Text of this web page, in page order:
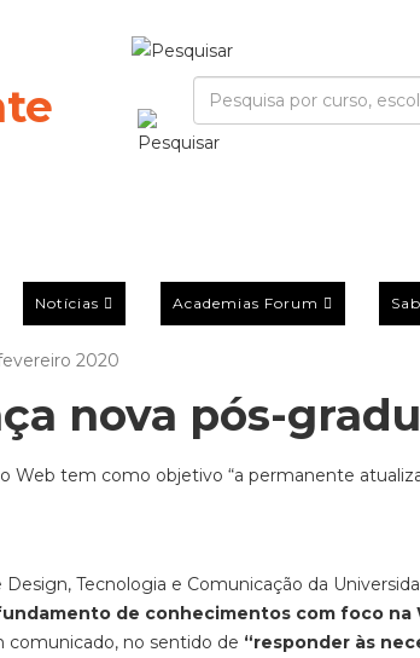
Notícias Academias Forum
2020
nova pós-
Web tem como objetivo “a permanente
Design, Tecnologia e Comunicação da
de conhecimentos com foco na
comunicado, no sentido de “responder às